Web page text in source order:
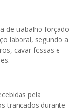
de trabalho forçado
laboral, segundo a
cavar fossas e
pela
trancados durante